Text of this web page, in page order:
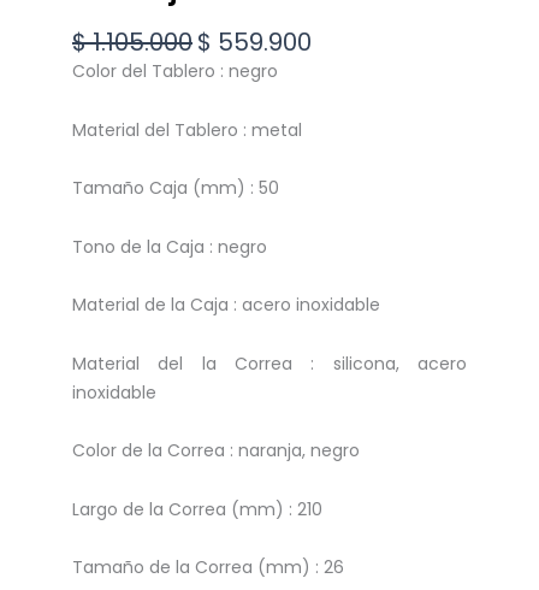
$1.105.000Original
price
$ 1.105.000.
$ 559.900
Color del Tablero : negro
Material del Tablero : metal
Tamaño Caja (mm) : 50
Tono de la Caja : negro
Material de la Caja : acero inoxidable
Material del la Correa : silicona, acero
inoxidable
Color de la Correa : naranja, negro
Largo de la Correa (mm) : 210
Tamaño de la Correa (mm) : 26